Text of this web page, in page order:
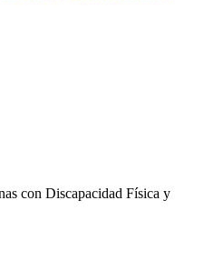
con Discapacidad Física y